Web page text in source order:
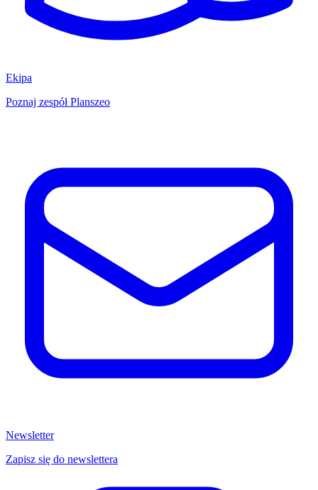
Ekipa
Poznaj zespół Planszeo
Newsletter
Zapisz się do newslettera